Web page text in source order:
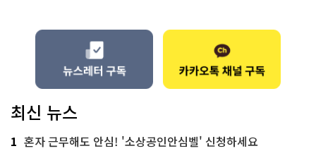
최신 뉴스
1 혼자 근무해도 안심! '소상공인안심벨' 신청하세요